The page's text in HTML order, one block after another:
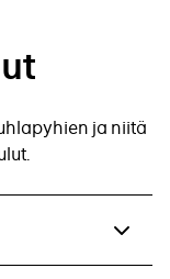
ja niitä